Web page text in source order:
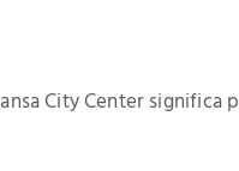
City Center